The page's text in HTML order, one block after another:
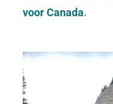
voor Canada.